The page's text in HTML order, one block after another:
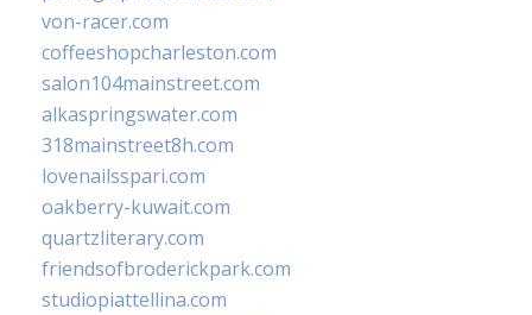
von-racer.com
coffeeshopcharleston.com
salon104mainstreet.com
alkaspringswater.com
318mainstreet8h.com
lovenailsspari.com
oakberry-kuwait.com
quartzliterary.com
friendsofbroderickpark.com
studiopiattellina.com